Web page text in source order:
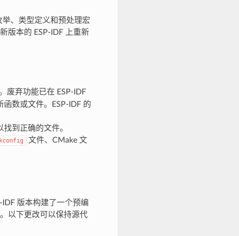
举、类型定义和预处理宏
版本的 ESP-IDF 上重新
废弃功能已在 ESP-IDF
数或文件。ESP-IDF 的
到正确的文件。
文件、CMake 文
版本构建了一个预编
以下更改可以保持源代